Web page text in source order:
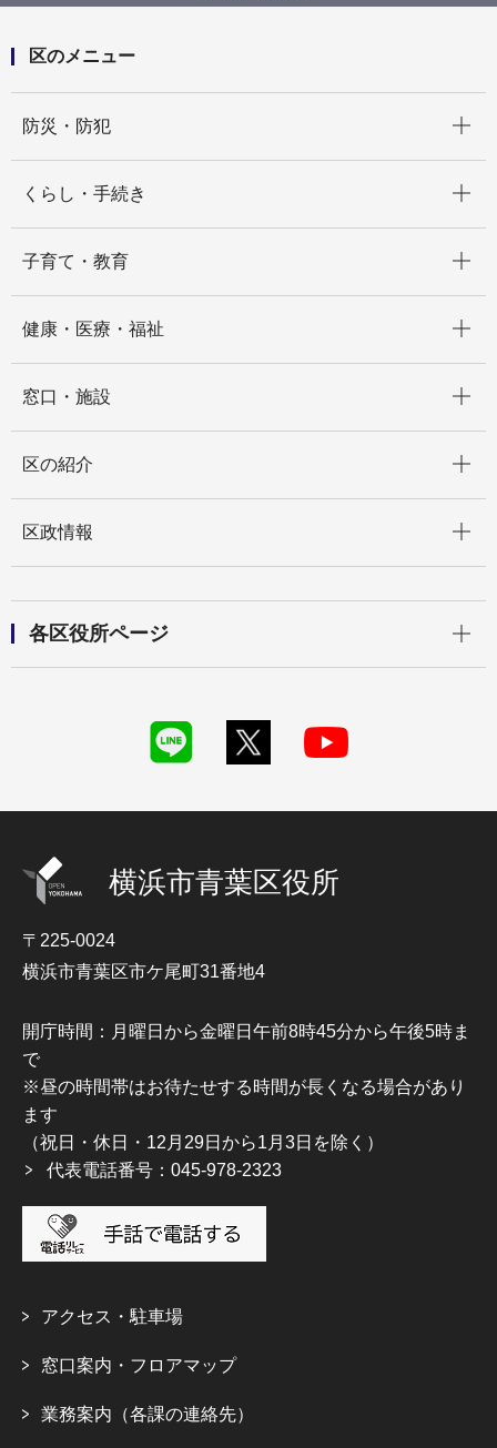
区のメニュー
防災・防犯
くらし・手続き
子育て・教育
健康・医療・福祉
窓口・施設
区の紹介
区政情報
各区役所ページ
横浜市青葉区役所
〒225-0024
横浜市青葉区市ケ尾町31番地4
開庁時間：月曜日から金曜日午前8時45分から午後5時ま
で
※昼の時間帯はお待たせする時間が長くなる場合があり
ます
（祝日・休日・12月29日から1月3日を除く）
代表電話番号：045-978-2323
アクセス・駐車場
窓口案内・フロアマップ
業務案内（各課の連絡先）